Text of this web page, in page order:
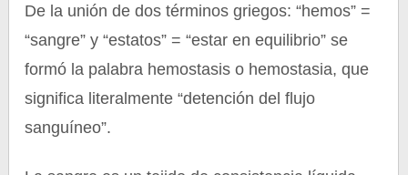
De la unión de dos términos griegos: “hemos” =
“sangre” y “estatos” = “estar en equilibrio” se
formó la palabra hemostasis o hemostasia, que
significa literalmente “detención del flujo
sanguíneo”.